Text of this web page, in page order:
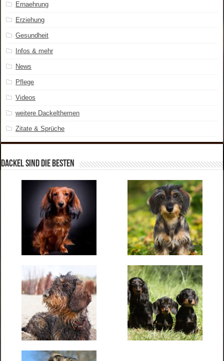
Ernaehrung
Erziehung
Gesundheit
Infos & mehr
News
Pflege
Videos
weitere Dackelthemen
Zitate & Sprüche
Dackel sind die Besten